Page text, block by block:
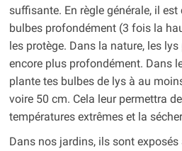
suffisante. En règle générale, il
bulbes profondément (3 fois la
les protège. Dans la nature, les
encore plus profondément. Dans
plante tes bulbes de lys à au
voire 50 cm. Cela leur permettra
températures extrêmes et la
Dans nos jardins, ils sont